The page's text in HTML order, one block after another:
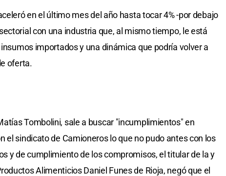
en el último mes del año hasta tocar 4% -por debajo
con una industria que, al mismo tiempo, le está
importados y una dinámica que podría volver a
oferta.
Tombolini, sale a buscar "incumplimientos" en
el sindicato de Camioneros lo que no pudo antes con los
y de cumplimiento de los compromisos, el titular de la y
Alimenticios Daniel Funes de Rioja, negó que el